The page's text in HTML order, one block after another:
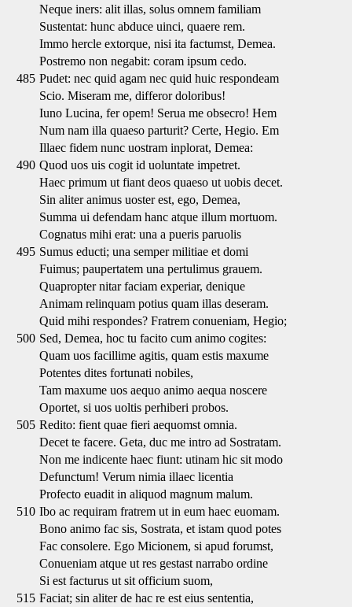
Neque iners: alit illas, solus omnem familiam
Sustentat: hunc abduce uinci, quaere rem.
Immo hercle extorque, nisi ita factumst, Demea.
Postremo non negabit: coram ipsum cedo.
485 Pudet: nec quid agam nec quid huic respondeam
Scio. Miseram me, differor doloribus!
Iuno Lucina, fer opem! Serua me obsecro! Hem
Num nam illa quaeso parturit? Certe, Hegio. Em
Illaec fidem nunc uostram inplorat, Demea:
490 Quod uos uis cogit id uoluntate impetret.
Haec primum ut fiant deos quaeso ut uobis decet.
Sin aliter animus uoster est, ego, Demea,
Summa ui defendam hanc atque illum mortuom.
Cognatus mihi erat: una a pueris paruolis
495 Sumus educti; una semper militiae et domi
Fuimus; paupertatem una pertulimus grauem.
Quapropter nitar faciam experiar, denique
Animam relinquam potius quam illas deseram.
Quid mihi respondes? Fratrem conueniam, Hegio;
500 Sed, Demea, hoc tu facito cum animo cogites:
Quam uos facillime agitis, quam estis maxume
Potentes dites fortunati nobiles,
Tam maxume uos aequo animo aequa noscere
Oportet, si uos uoltis perhiberi probos.
505 Redito: fient quae fieri aequomst omnia.
Decet te facere. Geta, duc me intro ad Sostratam.
Non me indicente haec fiunt: utinam hic sit modo
Defunctum! Verum nimia illaec licentia
Profecto euadit in aliquod magnum malum.
510 Ibo ac requiram fratrem ut in eum haec euomam.
Bono animo fac sis, Sostrata, et istam quod potes
Fac consolere. Ego Micionem, si apud forumst,
Conueniam atque ut res gestast narrabo ordine
Si est facturus ut sit officium suom,
515 Faciat; sin aliter de hac re est eius sententia,